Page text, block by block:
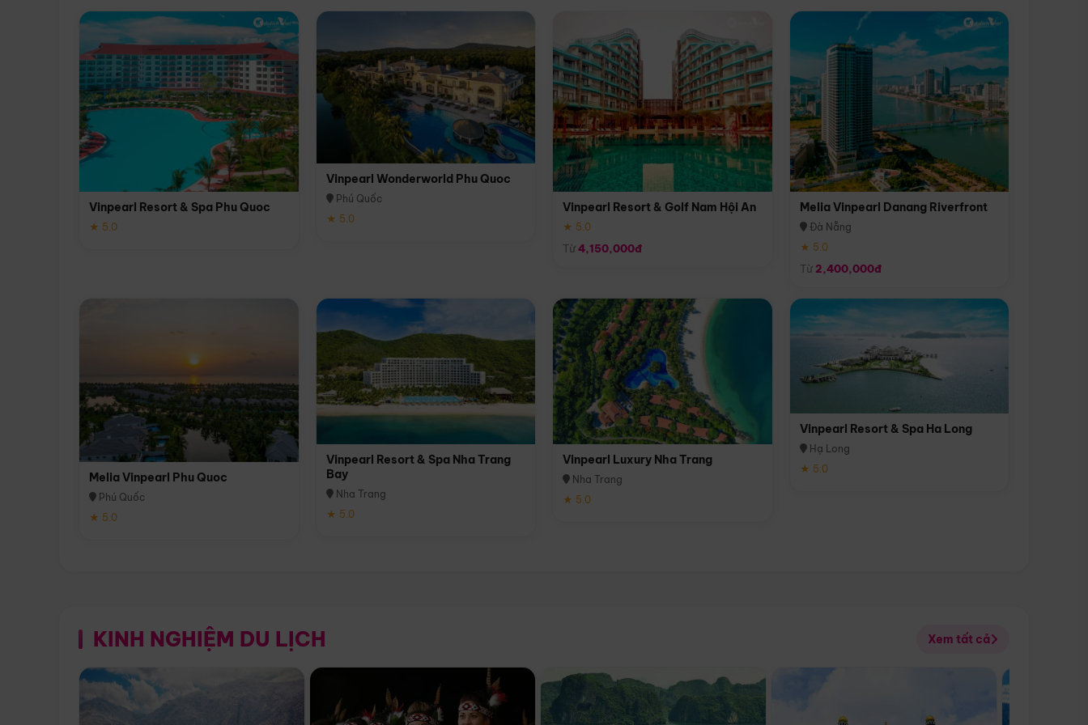
Vinpearl Resort & Spa Phu Quoc
★ 5.0
Vinpearl Wonderworld Phu Quoc
Phú Quốc
★ 5.0
Vinpearl Resort & Golf Nam Hội An
★ 5.0
Từ4,150,000đ
Melia Vinpearl Danang Riverfront
Đà Nẵng
★ 5.0
Từ 2,400,000đ
Melia Vinpearl Phu Quoc
Phú Quốc
★ 5.0
Vinpearl Resort & Spa Nha Trang
Bay
Nha Trang
★ 5.0
Vinpearl Luxury Nha Trang
Nha Trang
★ 5.0
Vinpearl Resort & Spa Ha Long
Hạ Long
★ 5.0
KINH NGHIỆM DU LỊCH Xem tất cả